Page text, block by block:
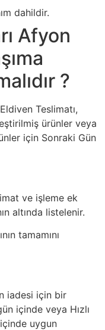
dahildir.
Afyon
?
Teslimatı,
ürünler veya
için Sonraki Gün
ve işleme ek
altında listelenir.
tamamını
iadesi için bir
içinde veya Hızlı
uygun